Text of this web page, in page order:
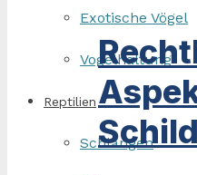
Exotische Vögel
Vogelhaltung
Reptilien
Schlangen